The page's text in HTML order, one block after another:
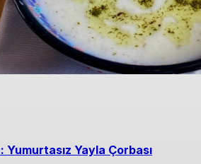
Yumurtasız Yayla Çorbası